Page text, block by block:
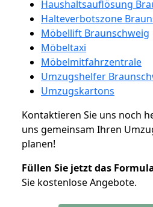
Haushaltsauflösung
Halteverbotszone
Möbellift Braunschweig
Möbeltaxi
Möbelmitfahrzentrale
Umzugshelfer
Umzugskartons
Kontaktieren Sie uns noch
uns gemeinsam Ihren
planen!
Füllen Sie jetzt das
Sie kostenlose Angebote.